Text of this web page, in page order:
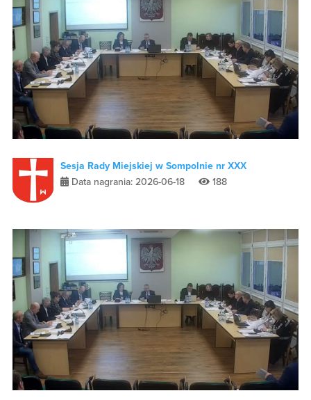
Sesja Rady Miejskiej w Sompolnie nr XXX
Data nagrania: 2026-06-18
188